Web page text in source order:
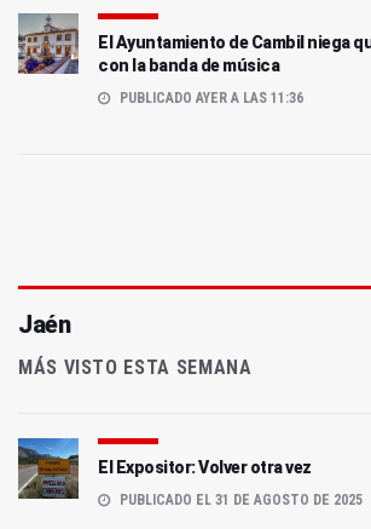
El Ayuntamiento de Cambil niega
con la banda de música
PUBLICADO AYER A LAS 11:36
Jaén
MÁS VISTO ESTA SEMANA
El Expositor: Volver otra vez
PUBLICADO EL 31 DE AGOSTO DE 2025